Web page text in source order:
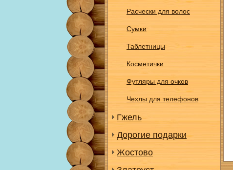
Расчески для волос
Сумки
Таблетницы
Косметички
Футляры для очков
Чехлы для телефонов
Гжель
Дорогие подарки
Жостово